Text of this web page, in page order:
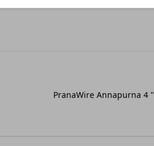
PranaWire Annapurna 4